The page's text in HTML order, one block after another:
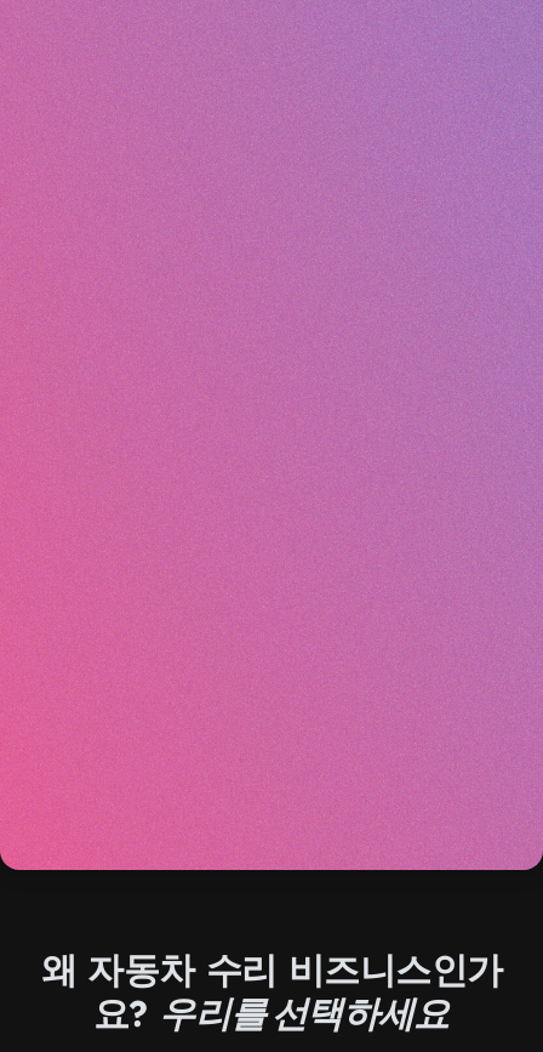
왜 자동차 수리 비즈니스인가
요? 우리를 선택하세요